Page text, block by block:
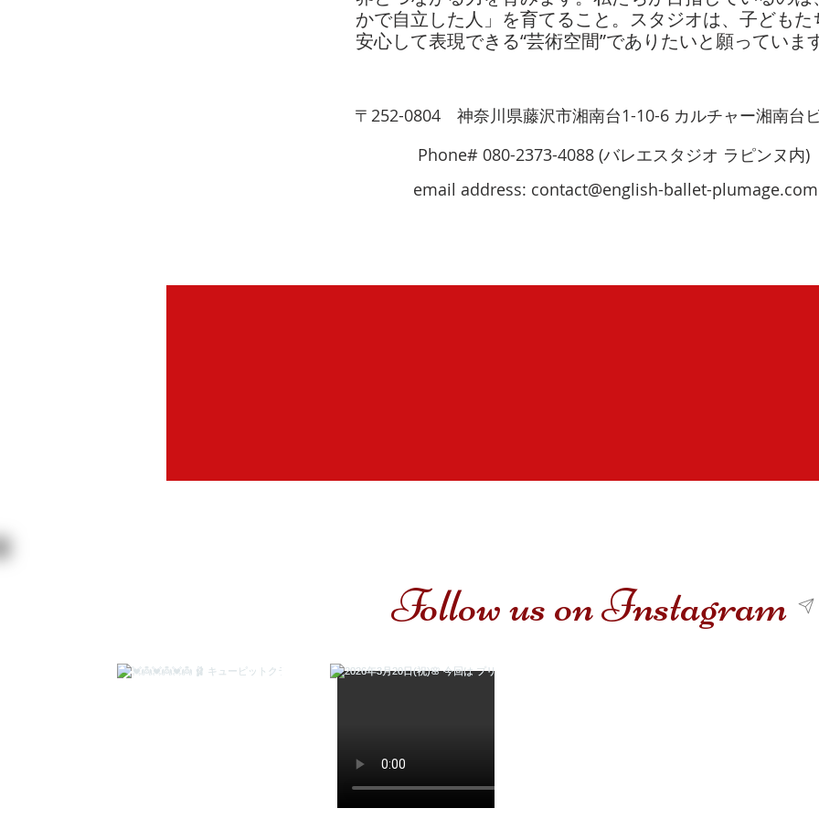
かで自立した人」を育てること。スタジオは、子どもた
安心して表現できる“芸術空間”でありたいと願っています
〒252-0804 神奈川県藤沢市湘南台1-10-6 カルチャー湘南台
Phone# 080-2373-4088 (バレエスタジオ ラピンヌ内)
email address: contact@english-ballet-plumage.com
Follow us on Instagram